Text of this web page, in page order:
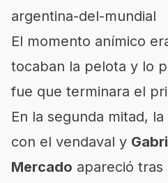
argentina-del-mundial
El momento anímico
tocaban la pelota y lo
fue que terminara el
En la segunda mitad,
con el vendaval y
Mercado apareció tras